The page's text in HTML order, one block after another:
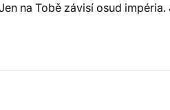
na Tobě závisí osud